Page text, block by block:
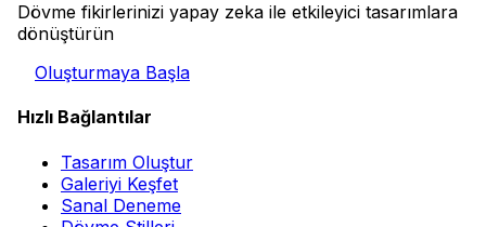
Dövme fikirlerinizi yapay zeka ile etkileyici tasarımlara
dönüştürün
Oluşturmaya Başla
Hızlı Bağlantılar
Tasarım Oluştur
Galeriyi Keşfet
Sanal Deneme